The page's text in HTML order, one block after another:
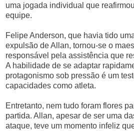
uma jogada individual que
equipe.
Felipe Anderson, que havia tido
expulsão de Allan, tornou-se o
responsável pela assistência que
A habilidade de se adaptar
protagonismo sob pressão é um
capacidades como atleta.
Entretanto, nem tudo foram flores
partida. Allan, apesar de ser uma
ataque, teve um momento infeliz